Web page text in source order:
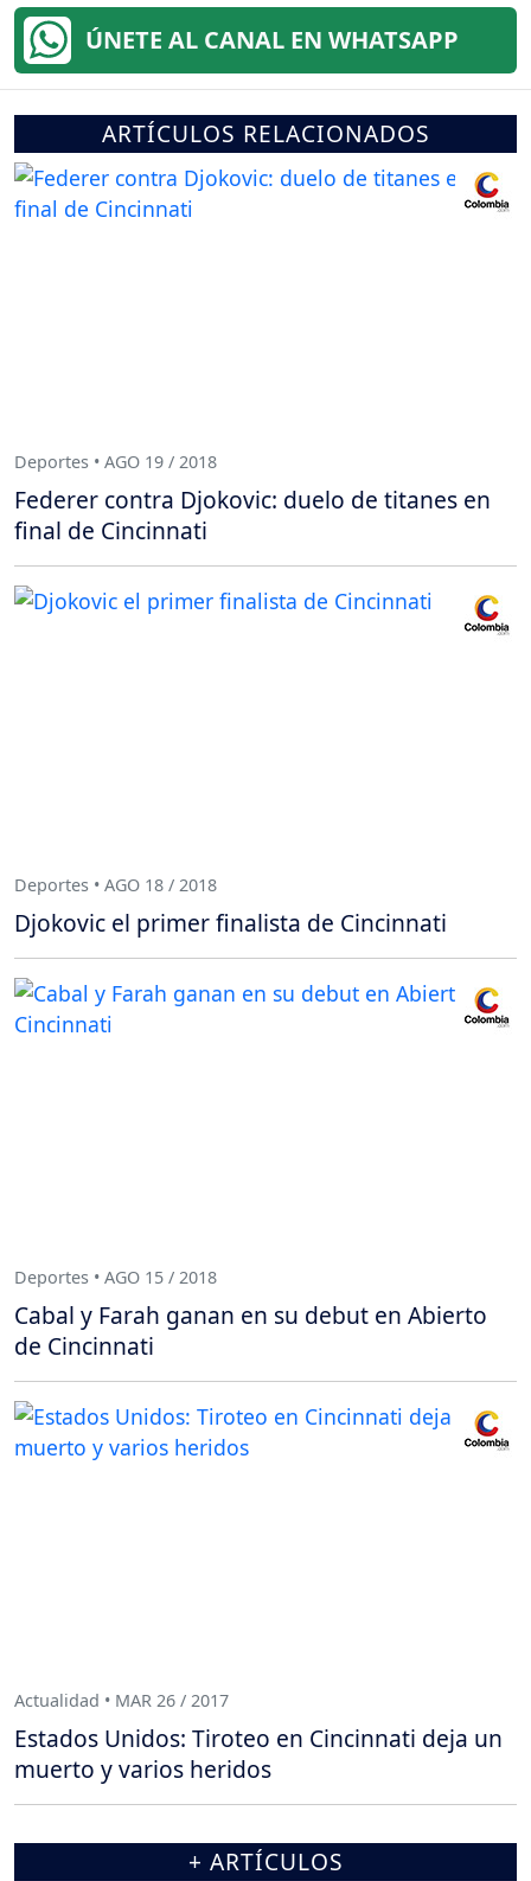
ÚNETE AL CANAL EN WHATSAPP
ARTÍCULOS RELACIONADOS
Deportes • AGO 19 / 2018
Federer contra Djokovic: duelo de titanes en
final de Cincinnati
Deportes • AGO 18 / 2018
Djokovic el primer finalista de Cincinnati
Deportes • AGO 15 / 2018
Cabal y Farah ganan en su debut en Abierto
de Cincinnati
Actualidad • MAR 26 / 2017
Estados Unidos: Tiroteo en Cincinnati deja un
muerto y varios heridos
+ ARTÍCULOS